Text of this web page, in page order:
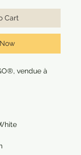
Cart
vendue à